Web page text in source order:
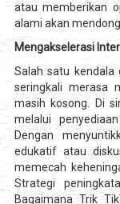
atau memberikan
alami akan
Mengakselerasi
Salah satu kendala
seringkali merasa
masih kosong. Di
melalui
Dengan
edukatif atau
memecah
Strategi
Bagaimana Trik